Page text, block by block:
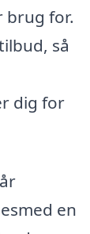
brug for.
så
dig for
en